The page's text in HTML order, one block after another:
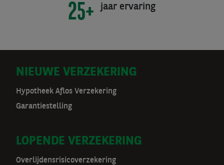
25+ jaar ervaring
D
o
r
m
NIEUWE VERZEKERING
Hypotheek Aflos Verzekering
Garantiestelling
LOPENDE VERZEKERING
Overlijdensrisicoverzekering